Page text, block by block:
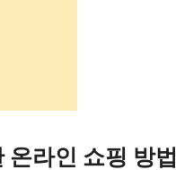
온라인 쇼핑 방법